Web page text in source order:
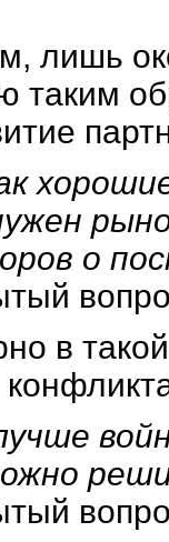
лишь
таким
о
в